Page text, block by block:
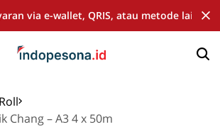
via e-wallet, QRIS, atau metode laindi
Chang – A3 4 x 50m